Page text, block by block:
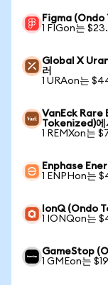
Figma (Ondo
1 FIGon는
Global X
러
1 URAon는
VanEck
Tokenized)에
1 REMXon는
Enphase
1 ENPHon는
IonQ (Ondo
1 IONQon는
GameStop
1 GMEon는